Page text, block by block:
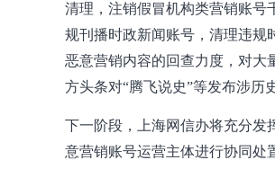
清理，注销假冒机构类营销账号
规刊播时政新闻账号，清理违规
恶意营销内容的回查力度，对大
方头条对“腾飞说史”等发布涉历
下一阶段，上海网信办将充分发
意营销账号运营主体进行协同处